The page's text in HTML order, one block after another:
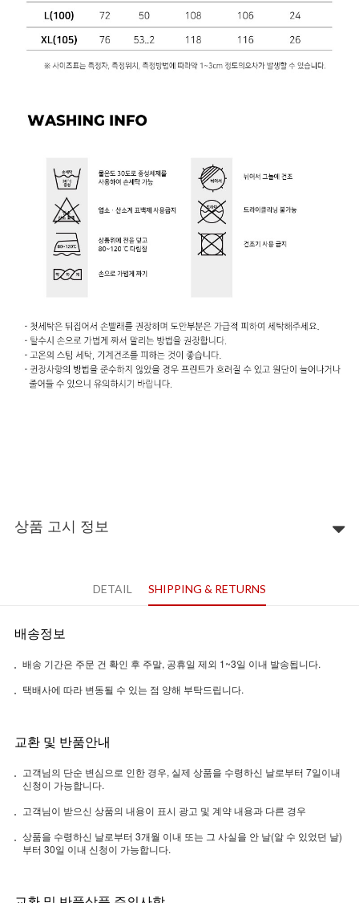
상품 고시 정보
DETAIL SHIPPING & RETURNS
배송정보
배송 기간은 주문 건 확인 후 주말, 공휴일 제외 1~3일 이내 발송됩니다.
택배사에 따라 변동될 수 있는 점 양해 부탁드립니다.
교환 및 반품안내
고객님의 단순 변심으로 인한 경우, 실제 상품을 수령하신 날로부터 7일이내
신청이 가능합니다.
고객님이 받으신 상품의 내용이 표시 광고 및 계약 내용과 다른 경우
상품을 수령하신 날로부터 3개월 이내 또는 그 사실을 안 날(알 수 있었던 날)
부터 30일 이내 신청이 가능합니다.